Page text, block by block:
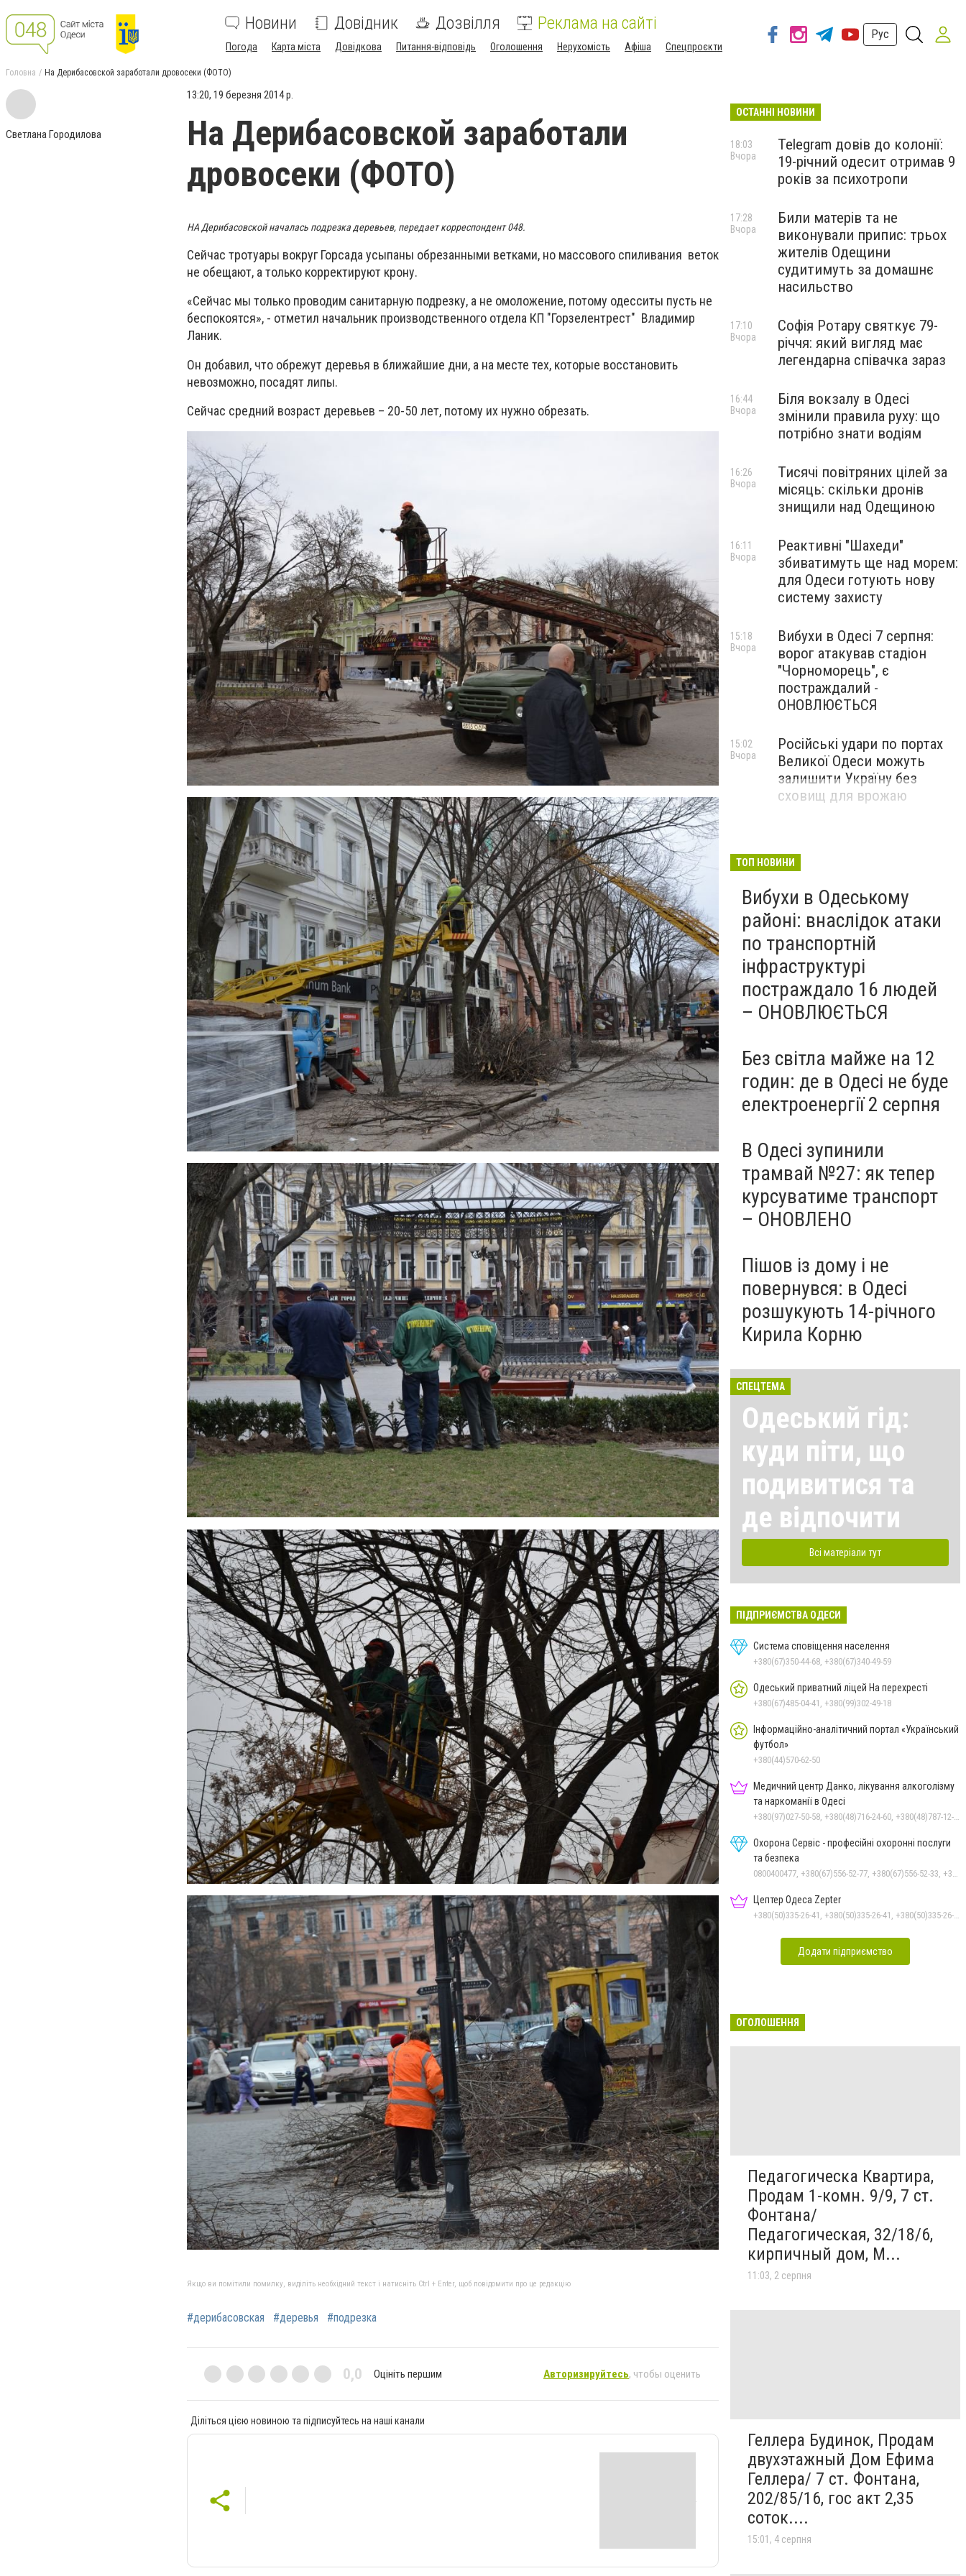
Новини Довідник Дозвілля Реклама на сайті
Погода Карта міста Довідкова Питання-відповідь Оголошення Нерухомість Афіша Спецпроєкти
Рус
Головна На Дерибасовской заработали дровосеки (ФОТО)
Светлана Городилова
13:20, 19 березня 2014 р.
На Дерибасовской заработали
дровосеки (ФОТО)
НА Дерибасовской началась подрезка деревьев, передает корреспондент 048.
Сейчас тротуары вокруг Горсада усыпаны обрезанными ветками, но массового спиливания веток
не обещают, а только корректируют крону.
«Сейчас мы только проводим санитарную подрезку, а не омоложение, потому одесситы пусть не
беспокоятся», - отметил начальник производственного отдела КП "Горзелентрест" Владимир
Ланик.
Он добавил, что обрежут деревья в ближайшие дни, а на месте тех, которые восстановить
невозможно, посадят липы.
Сейчас средний возраст деревьев – 20-50 лет, потому их нужно обрезать.
Якщо ви помітили помилку, виділіть необхідний текст і натисніть Ctrl + Enter, щоб повідомити про це редакцію
#дерибасовская #деревья #подрезка
0,0 Оцініть першим Авторизируйтесь, чтобы оценить
Діліться цією новиною та підписуйтесь на наші канали
ОСТАННІ НОВИНИ
Telegram довів до колонії:
19-річний одесит отримав 9
років за психотропи
18:03
Вчора
Били матерів та не
виконували припис: трьох
жителів Одещини
судитимуть за домашнє
насильство
17:28
Вчора
Софія Ротару святкує 79-
річчя: який вигляд має
легендарна співачка зараз
17:10
Вчора
Біля вокзалу в Одесі
змінили правила руху: що
потрібно знати водіям
16:44
Вчора
Тисячі повітряних цілей за
місяць: скільки дронів
знищили над Одещиною
16:26
Вчора
Реактивні "Шахеди"
збиватимуть ще над морем:
для Одеси готують нову
систему захисту
16:11
Вчора
Вибухи в Одесі 7 серпня:
ворог атакував стадіон
"Чорноморець", є
постраждалий -
ОНОВЛЮЄТЬСЯ
15:18
Вчора
Російські удари по портах
Великої Одеси можуть
залишити Україну без
сховищ для врожаю
15:02
Вчора
ТОП НОВИНИ
Вибухи в Одеському
районі: внаслідок атаки
по транспортній
інфраструктурі
постраждало 16 людей
– ОНОВЛЮЄТЬСЯ
Без світла майже на 12
годин: де в Одесі не буде
електроенергії 2 серпня
В Одесі зупинили
трамвай №27: як тепер
курсуватиме транспорт
– ОНОВЛЕНО
Пішов із дому і не
повернувся: в Одесі
розшукують 14-річного
Кирила Корню
СПЕЦТЕМА
Одеський гід:
куди піти, що
подивитися та
де відпочити
Всі матеріали тут
ПІДПРИЄМСТВА ОДЕСИ
Система сповіщення населення
+380(67)350-44-68, +380(67)340-49-59
Одеський приватний ліцей На перехресті
+380(67)485-04-41, +380(99)302-49-18
Інформаційно-аналітичний портал «Український
футбол»
+380(44)570-62-50
Медичний центр Данко, лікування алкоголізму
та наркоманії в Одесі
Охорона Сервіс - професійні охоронні послуги
та безпека
Цептер Одеса Zepter
Додати підприємство
ОГОЛОШЕННЯ
Педагогическа Квартира,
Продам 1-комн. 9/9, 7 ст.
Фонтана/
Педагогическая, 32/18/6,
кирпичный дом, М...
11:03, 2 серпня
Геллера Будинок, Продам
двухэтажный Дом Ефима
Геллера/ 7 ст. Фонтана,
202/85/16, гос акт 2,35
соток....
15:01, 4 серпня